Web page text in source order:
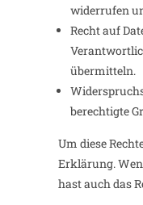
widerrufen
Recht auf
übermitteln.
berechtigte
Um diese
Erklärung.
hast auch das